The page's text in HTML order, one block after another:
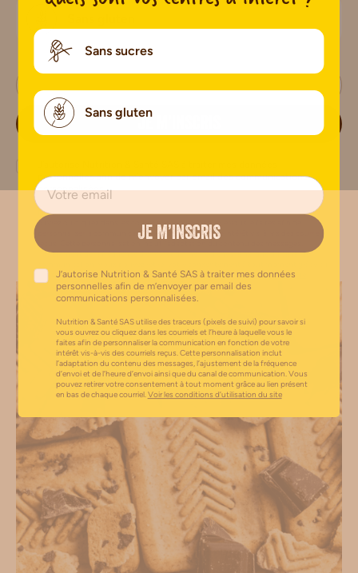
personnelles afin de m’envoyer par email des communications
personnalisées.
Nutrition & Santé SAS utilise des traceurs (pixels de suivi) pour savoir si vous
ouvrez ou cliquez dans les courriels et l’heure à laquelle vous le faites afin de
personnaliser la communication en fonction de votre intérêt vis-à-vis des courriels
reçus. Cette personnalisation inclut l’adaptation du contenu des messages,
l'ajustement de la fréquence d’envoi et de l’heure d’envoi ainsi que du canal de
lien présent en bas de chaque courriel.Voir les conditions d'utilisation du site
Sans sucres
Sans gluten
JE M’INSCRIS
J’autorise Nutrition & Santé SAS à traiter mes données
personnelles afin de m’envoyer par email des
communications personnalisées.
Nutrition & Santé SAS utilise des traceurs (pixels de suivi) pour savoir si
vous ouvrez ou cliquez dans les courriels et l’heure à laquelle vous le
faites afin de personnaliser la communication en fonction de votre
intérêt vis-à-vis des courriels reçus. Cette personnalisation inclut
l’adaptation du contenu des messages, l’ajustement de la fréquence
d’envoi et de l’heure d’envoi ainsi que du canal de communication. Vous
pouvez retirer votre consentement à tout moment grâce au lien présent
en bas de chaque courriel.Voir les conditions d’utilisation du site